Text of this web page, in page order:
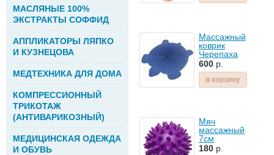
МАСЛЯНЫЕ 100%
ЭКСТРАКТЫ СОФФИД
АППЛИКАТОРЫ ЛЯПКО
И КУЗНЕЦОВА
МЕДТЕХНИКА ДЛЯ ДОМА
КОМПРЕССИОННЫЙ
ТРИКОТАЖ
(АНТИВАРИКОЗНЫЙ)
МЕДИЦИНСКАЯ ОДЕЖДА
И ОБУВЬ
Массажный
коврик
Черепаха
600 р.
в корзину
Мяч
массажный
7см
180 р.